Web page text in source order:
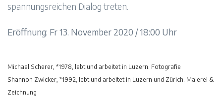
spannungsreichen Dialog treten.
Eröffnung: Fr 13. November 2020 / 18:00 Uhr
Michael Scherer, *1978, lebt und arbeitet in Luzern. Fotografie
Shannon Zwicker, *1992, lebt und arbeitet in Luzern und Zürich. Malerei &
Zeichnung